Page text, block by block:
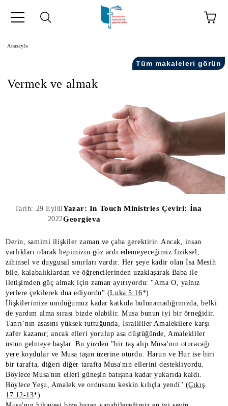
Anasayfa
Tüm makaleleri görün
Vermek ve almak
Tarih: 29 Eylül
2022
Yazar: In Touch Ministries Çeviri: İna
Georgieva
Derin, samimi ilişkiler zaman ve çaba gerektirir. Ancak, insan
varlıkları olarak hepimizin göz ardı edemeyeceğimiz fiziksel,
zihinsel ve duygusal sınırları vardır. Her şeye kadir olan İsa Mesih
bile, kalabalıklardan ve öğrencilerinden uzaklaşarak Baba ile
iletişimden güç almak için zaman ayırıyordu: "Ama O, yalnız
yerlere çekilerek dua ediyordu" (Luka 5:16*).
İlişkilerimize umduğumuz kadar katkıda bulunamadığımızda, belki
de yardım alma sırası bizde olabilir. Musa bunun iyi bir örneğidir.
Tanrı’nın asasını yüksek tuttuğunda, İsrailliler Amalekilere karşı
zafer kazanır; ancak elleri yorulup asa düştüğünde, Amalekliler
üstün gelmeye başlar. Bu yüzden "bir taş alıp Musa'nın oturacağı
yere koydular ve Musa taşın üzerine oturdu. Harun ve Hur ise biri
bir tarafta, diğeri diğer tarafta Musa'nın ellerini destekliyordu.
Böylece Musa'nın elleri güneşin batışına kadar yukarıda kaldı.
Böylece Yeşu, Amalek ve ordusunu keskin kılıçla yendi" (Çıkış
17:12-13*).